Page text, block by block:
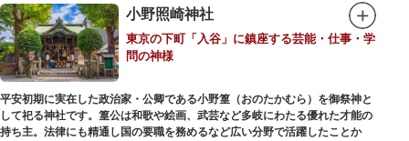
創建当初の社号は「石清水八幡宮」でしたが、1951年に「藏前神社」へと改
称しました。江戸城鬼門除の守護神ならびに徳川将軍家祈願所の一社として
尊崇され、社地は200石の朱印地を賜り、江戸を代表する名社のひとつに数
えられています。赤穂義士討ち入りの成功祈願や、落語の演目にある「元
犬」ゆかりの神社としても知られるパワースポットです。
小野照崎神社
東京の下町「入谷」に鎮座する芸能・仕事・学
問の神様
平安初期に実在した政治家・公卿である小野篁（おのたかむら）を御祭神と
して祀る神社です。篁公は和歌や絵画、武芸など多岐にわたる優れた才能の
持ち主。法律にも精通し国の要職を務めるなど広い分野で活躍したことか